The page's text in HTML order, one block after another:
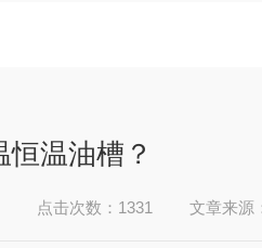
温油槽？
点击次数：1331 文章来源